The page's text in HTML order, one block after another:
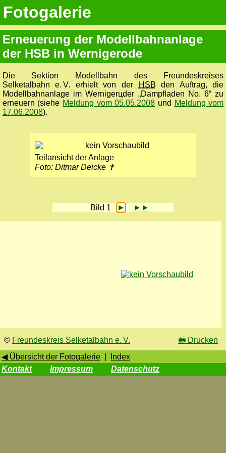
Fotogalerie
Erneuerung der Modellbahnanlage
der HSB in Wernigerode
Die Sektion Modellbahn des Freundeskreises
Selketalbahn e. V. erhielt von der
HSB den Auftrag, die
Modellbahnanlage im Wernigerцder „Dampfladen No. 6“ zu
erneuern (siehe Meldung vom 05.05.2008 und Meldung vom
17.06.2008).
Teilansicht der Anlage
Foto: Ditmar Deicke ✝
Bild 1 ► ►►
© Freundeskreis Selketalbahn e. V. 🖶 Drucken
◀ Übersicht der Fotogalerie
Index
Kontakt
Impressum Datenschutz